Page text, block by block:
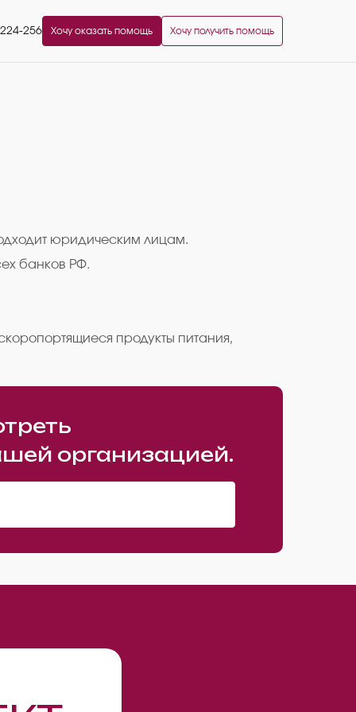
256 Хочу оказать помощь Хочу получить помощь
юридическим лицам.
банков РФ.
продукты питания,
организацией.